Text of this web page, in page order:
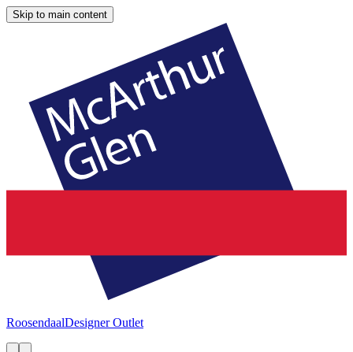
Skip to main content
RoosendaalDesigner Outlet